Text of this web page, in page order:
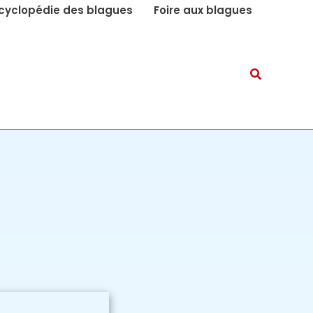
des blagues Foire aux blagues